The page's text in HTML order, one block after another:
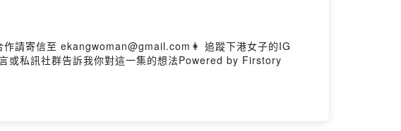
作請寄信至 ekangwoman@gmail.com👩 追蹤下港女子的IG
私訊社群告訴我你對這一集的想法Powered by Firstory